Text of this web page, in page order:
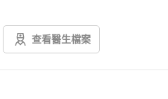
查看醫生檔案